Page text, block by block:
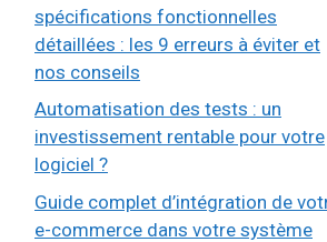
spécifications fonctionnelles
détaillées : les 9 erreurs à éviter et
nos conseils
Automatisation des tests : un
investissement rentable pour votre
logiciel ?
Guide complet d’intégration de
e-commerce dans votre système